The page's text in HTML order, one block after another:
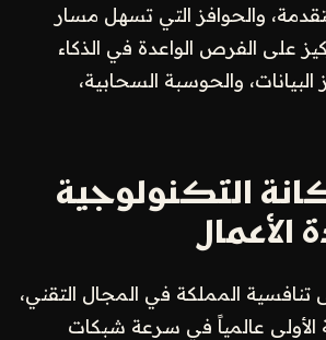
والحوافز التي تسهل مسار
على الفرص الواعدة في الذكاء
والحوسبة السحابية،
التكنولوجية
الأعمال
تنافسية المملكة في المجال التقني،
الأولى عالمياً في سرعة شبكات